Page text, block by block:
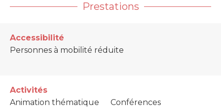
Prestations
Accessibilité
Personnes à mobilité réduite
Activités
Animation thématique
Conférences